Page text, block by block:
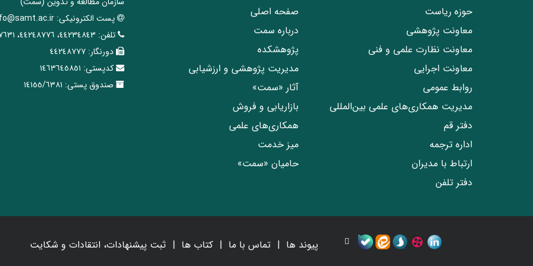
حوزه ریاست
معاونت پژوهشی
معاونت نظارت علمی و فنی
معاونت اجرایی
روابط عمومی
مدیریت همکاری‌های علمی بین‌المللی
دفتر قم
اداره ترجمه
ارتباط با مدیران
دفتر تلفن
صفحه اصلی
درباره سمت
پژوهشکده
مدیریت پژوهشی و ارزشیابی
آثار «سمت»
بازاریابی و فروش
همکاری‌های علمی
میز خدمت
حامیان «سمت»
پست الکترونیکی:
تلفن: ٤٤٢٣٤٨٤٣، ٤٤٢٤٨٧٧٦، ٤٤٢٤٧٦٣١
دورنگار: ٤٤٢٤٨٧٧٧
کدپستی: ١٤٦٣٦٤٥٨٥١
صندوق پستی: ١٤١٥٥/٦٣٨١
پیوند ها تماس با ما کتاب ها ثبت پیشنهادات، انتقادات و شکایت